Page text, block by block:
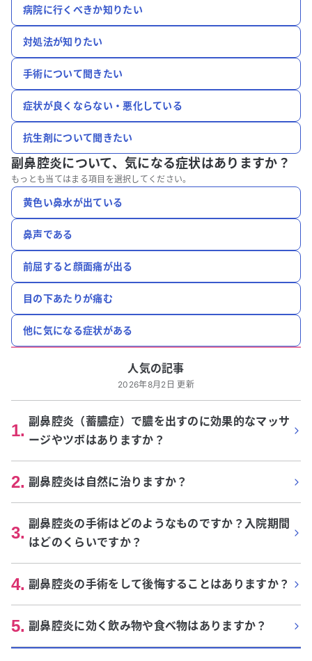
病院に行くべきか知りたい
対処法が知りたい
手術について聞きたい
症状が良くならない・悪化している
抗生剤について聞きたい
副鼻腔炎について、 気になる症状はありますか？
もっとも当てはまる項目を選択してください。
黄色い鼻水が出ている
鼻声である
前屈すると顔面痛が出る
目の下あたりが痛む
他に気になる症状がある
人気の記事
2026年8月2日 更新
1. 副鼻腔炎（蓄膿症）で膿を出すのに効果的なマッサ
ージやツボはありますか？
2. 副鼻腔炎は自然に治りますか？
3. 副鼻腔炎の手術はどのようなものですか？入院期間
はどのくらいですか？
4. 副鼻腔炎の手術をして後悔することはありますか？
5. 副鼻腔炎に効く飲み物や食べ物はありますか？